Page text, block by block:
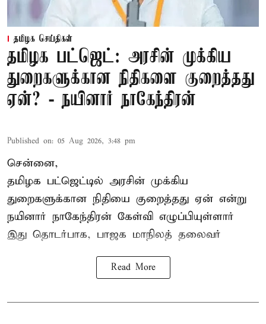
தமிழக செய்திகள்
தமிழக பட்ஜெட்: அரசின் முக்கிய
துறைகளுக்கான நிதிகளை குறைத்தது
ஏன்? - நயினார் நாகேந்திரன்
Published on: 05 Aug 2026, 3:48 pm
சென்னை,
தமிழக பட்ஜெட்டில் அரசின் முக்கிய
துறைகளுக்கான நிதியை குறைத்தது ஏன் என்று
நயினார் நாகேந்திரன் கேள்வி எழுப்பியுள்ளார்
இது தொடர்பாக, பாஜக மாநிலத் தலைவர்
Read More